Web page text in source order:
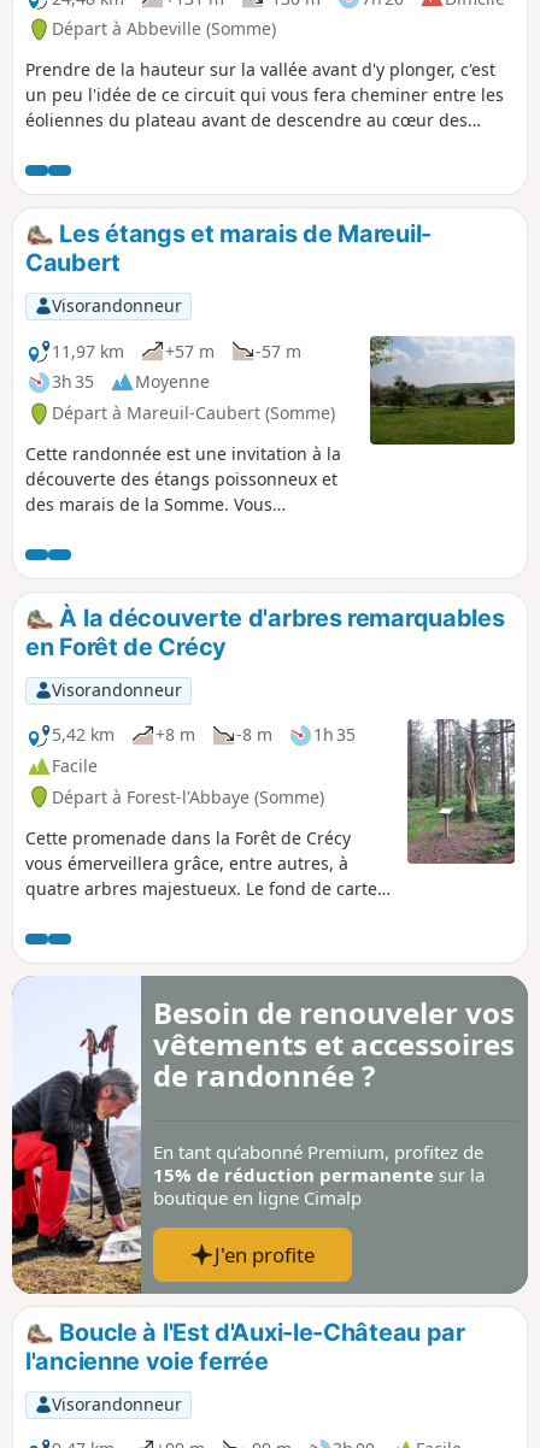
Départ à Abbeville (Somme)
Prendre de la hauteur sur la vallée avant d'y plonger, c'est
un peu l'idée de ce circuit qui vous fera cheminer entre les
éoliennes du plateau avant de descendre au cœur des
parcours qui monte et qui descend, 2 fois !
Les étangs et marais de Mareuil-
Caubert
Visorandonneur
11,97 km
+57 m
-57 m
3h 35
Moyenne
Départ à Mareuil-Caubert (Somme)
Cette randonnée est une invitation à la
découverte des étangs poissonneux et
des marais de la Somme. Vous
la flore (fritillaire sauvage)
caractéristiques de la région.
À la découverte d'arbres remarquables
en Forêt de Crécy
Visorandonneur
5,42 km
+8 m -8 m
1h 35
Facile
Départ à Forest-l'Abbaye (Somme)
Cette promenade dans la Forêt de Crécy
vous émerveillera grâce, entre autres, à
quatre arbres majestueux. Le fond de carte
le parcours.
Besoin de renouveler vos
vêtements et accessoires
de randonnée ?
En tant qu’abonné Premium, profitez de
15% de réduction permanente sur la
boutique en ligne Cimalp
J'en profite
Boucle à l'Est d'Auxi-le-Château par
l'ancienne voie ferrée
Visorandonneur